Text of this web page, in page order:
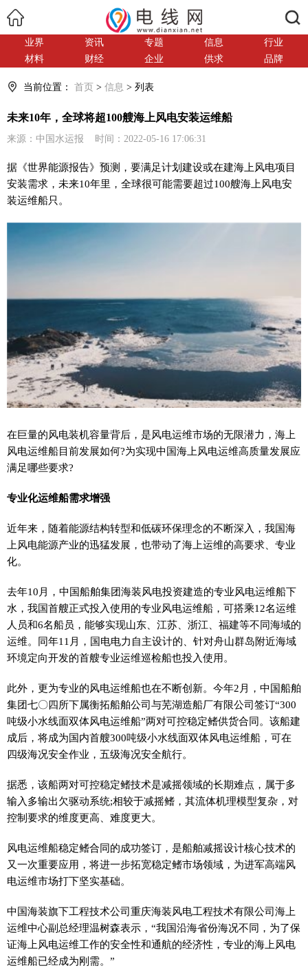
业界 资讯 专题 信息
行业
材料
财经 企业 供求 品牌
当前位置： 首页 > 信息 > 列表
未来10年，全球将超100艘海上风电安装运维船
来源：中国水运报 时间：2022-05-16 17:06:31
据《世界能源报告》预测，要满足计划建设或在建海上风电项目
安装需求，未来10年里，全球很可能需要超过100艘海上风电安
装运维船只。
在巨量的风电装机容量背后，是风电运维市场的无限潜力，海上
风电运维船目前发展如何?为实现中国海上风电运维高质量发展应
满足哪些要求?
专业化运维船需求增强
近年来，随着能源结构转型和低碳环保理念的不断深入，我国海
上风电能源产业的迅猛发展，也带动了海上运维的高要求、专业
化。
去年10月，中国船舶集团海装风电投资建造的专业风电运维船下
水，我国首艘正式投入使用的专业风电运维船，可搭乘12名运维
人员和6名船员，能够实现山东、江苏、浙江、福建等不同海域的
运维。同年11月，国电电力自主设计的、针对舟山群岛附近海域
环境定向开发的首艘专业运维巡检船也投入使用。
此外，更为专业的风电运维船也在不断创新。今年2月，中国船舶
集团七〇四所下属衡拓船舶公司与芜湖造船厂有限公司签订“300
吨级小水线面双体风电运维船”两对可控稳定鳍供货合同。该船建
成后，将成为国内首艘300吨级小水线面双体风电运维船，可在
四级海况安全作业，五级海况安全航行。
据悉，该船两对可控稳定鳍技术是减摇领域的长期难点，属于多
输入多输出欠驱动系统;相较于减摇鳍，其流体机理模型复杂，对
控制要求的维度更高、难度更大。
风电运维船稳定鳍合同的成功签订，是船舶减摇设计核心技术的
又一次重要应用，将进一步拓宽稳定鳍市场领域，为进军高端风
电运维市场打下坚实基础。
中国海装旗下工程技术公司重庆海装风电工程技术有限公司海上
运维中心副总经理温树森表示，“我国沿海省份海况不同，为了保
证海上风电运维工作的安全性和通航的经济性 ，专业的海上风电
运维船已经成为刚需。”